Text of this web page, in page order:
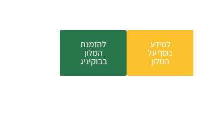
למידע
נוסף על
המלון
להזמנת
המלון
בבוקיניג